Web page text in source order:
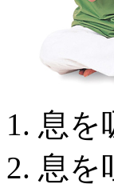
息を
息を